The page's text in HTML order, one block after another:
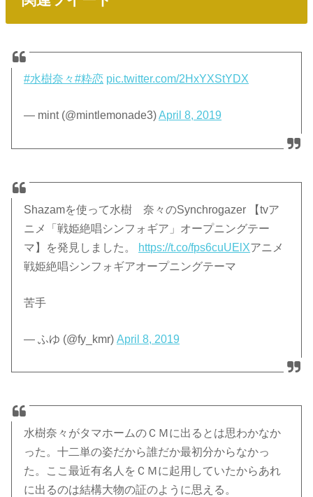
#水樹奈々#粋恋 pic.twitter.com/2HxYXStYDX
— mint (@mintlemonade3)April 8, 2019
Shazamを使って水樹 奈々のSynchrogazer 【tvア
ニメ「戦姫絶唱シンフォギア」オープニングテー
マ】を発見しました。
https://t.co/fps6cuUElXアニメ
戦姫絶唱シンフォギアオープニングテーマ
苦手
— ふゆ (@fy_kmr)April 8, 2019
水樹奈々がタマホームのＣＭに出るとは思わかなか
った。十二単の姿だから誰だか最初分からなかっ
た。ここ最近有名人をＣＭに起用していたからあれ
に出るのは結構大物の証のように思える。